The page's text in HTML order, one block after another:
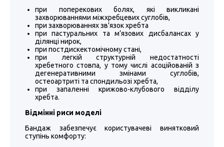
при поперекових болях, які викликані
захворюваннями міжхребцевих суглобів,
при захворюваннях зв’язок хребта
при пастуральних та м’язових дисбалансах у
ділянці нирок,
при постдискектомічному стані,
при легкій структурній недостатності
хребетного стовпа, у тому числі асоційованій з
дегенеративними змінами суглобів,
остеоартриті та спондильозі хребта,
при запаленні крижово-клубового відділу
хребта.
Відмінні риси моделі
Бандаж забезпечує користувачеві винятковий
ступінь комфорту: